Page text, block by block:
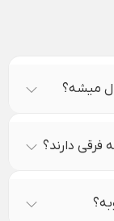
میشه؟
فرقی دارند؟